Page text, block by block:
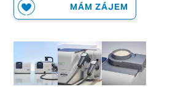
MÁM ZÁJEM